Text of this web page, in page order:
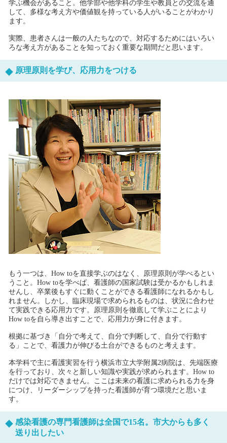
学ぶ機会があること。他学部や他学科の学生や教員との交流を通
して、多様な考え方や価値観を持っている人がいることがわかり
ます。
実際、患者さんは一般の人たちなので、対応するためにはいろい
ろな考え方があることを知っておく重要な期間だと思います。
原理原則を学び、応用力をつける
もう一つは、How toを直接学ぶのはなく、原理原則が学べるとい
うこと。How toを学べば、看護師の国家試験は受かるかもしれま
せんし、卒業後もすぐに動くことができる看護師になれるかもし
れません。しかし、臨床現場で求められるものは、状況に合わせ
て実践できる応用力です。原理原則を徹底して学ぶことにより
How toを自ら導き出すことで、応用力が身に付きます。
根拠に基づき「自分で考えて、自分で判断して、自分で行動す
る」ことで、看護力が伸びる土台ができるものと考えます。
本学科で主に看護実習を行う横浜市立大学附属2病院は、先端医療
を行っており、次々と新しい知識や実践が求められます。How to
だけでは対応できません。ここは未来の看護に求められる力を身
につけ、リーダーシップを持った看護師が育つ環境だと思いま
す。
感染看護の専門看護師は全国で15名。市大からも多く
送り出したい